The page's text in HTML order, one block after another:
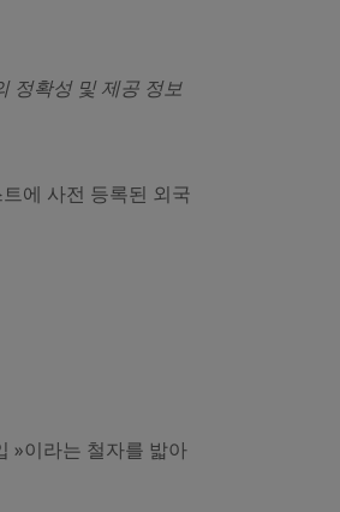
정확성 및 제공 정보
에 사전 등록된 외국
»이라는 철자를 밟아